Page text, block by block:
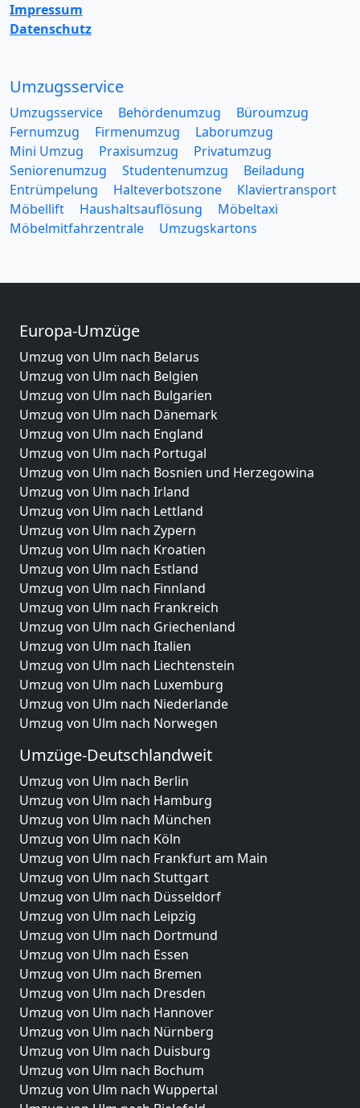
Impressum
Datenschutz
Umzugsservice
Umzugsservice Behördenumzug
Büroumzug
Fernumzug
Firmenumzug
Laborumzug
Mini Umzug
Praxisumzug
Privatumzug
Seniorenumzug
Studentenumzug
Beiladung
Entrümpelung
Halteverbotszone
Klaviertransport
Möbellift
Haushaltsauflösung
Möbeltaxi
Möbelmitfahrzentrale
Umzugskartons
Europa-Umzüge
Umzug von Ulm nach Belarus
Umzug von Ulm nach Belgien
Umzug von Ulm nach Bulgarien
Umzug von Ulm nach Dänemark
Umzug von Ulm nach England
Umzug von Ulm nach Portugal
Umzug von Ulm nach Bosnien und Herzegowina
Umzug von Ulm nach Irland
Umzug von Ulm nach Lettland
Umzug von Ulm nach Zypern
Umzug von Ulm nach Kroatien
Umzug von Ulm nach Estland
Umzug von Ulm nach Finnland
Umzug von Ulm nach Frankreich
Umzug von Ulm nach Griechenland
Umzug von Ulm nach Italien
Umzug von Ulm nach Liechtenstein
Umzug von Ulm nach Luxemburg
Umzug von Ulm nach Niederlande
Umzug von Ulm nach Norwegen
Umzüge-Deutschlandweit
Umzug von Ulm nach Berlin
Umzug von Ulm nach Hamburg
Umzug von Ulm nach München
Umzug von Ulm nach Köln
Umzug von Ulm nach Frankfurt am Main
Umzug von Ulm nach Stuttgart
Umzug von Ulm nach Düsseldorf
Umzug von Ulm nach Leipzig
Umzug von Ulm nach Dortmund
Umzug von Ulm nach Essen
Umzug von Ulm nach Bremen
Umzug von Ulm nach Dresden
Umzug von Ulm nach Hannover
Umzug von Ulm nach Nürnberg
Umzug von Ulm nach Duisburg
Umzug von Ulm nach Bochum
Umzug von Ulm nach Wuppertal